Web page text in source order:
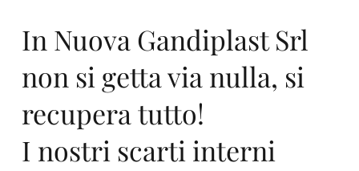
In Nuova Gandiplast Srl
non si getta via nulla, si
recupera tutto!
I nostri scarti interni
l